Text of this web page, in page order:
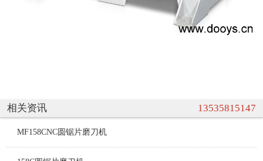
相关资讯 13535815147
MF158CNC圆锯片磨刀机